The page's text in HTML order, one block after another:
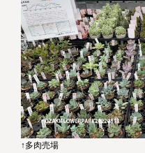
↑多肉売場